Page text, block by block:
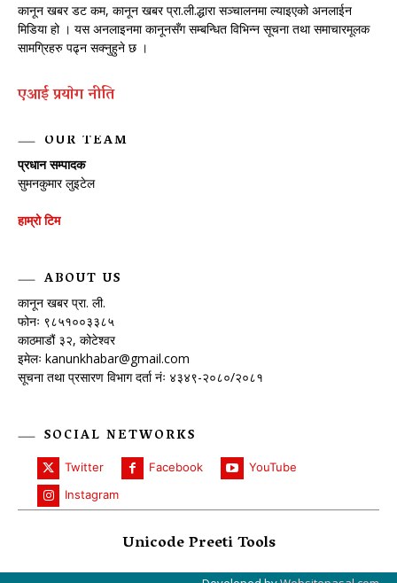
कानून खबर डट कम, कानून खबर प्रा.ली.द्धारा सञ्चालनमा ल्याइएको अनलाईन
मिडिया हो । यस अनलाइनमा कानूनसँग सम्बन्धित विभिन्न सूचना तथा समाचारमूलक
सामग्रिहरु पढ्न सक्नुहुने छ ।
एआई प्रयाेग नीति
OUR TEAM
प्रधान सम्पादक
सुमनकुमार लुइटेल
हाम्रो टिम
ABOUT US
कानून खबर प्रा. ली.
फोनः ९८५१००३३८५
काठमाडौं ३२, कोटेश्वर
इमेलः kanunkhabar@gmail.com
सूचना तथा प्रसारण विभाग दर्ता नंः ४३४९-२०८०/२०८१
SOCIAL NETWORKS
Twitter Facebook
YouTube
Instagram
Unicode Preeti Tools